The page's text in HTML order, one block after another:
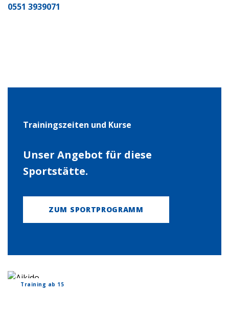
0551 3939071
Trainingszeiten und Kurse
Unser Angebot für diese
Sportstätte.
ZUM SPORTPROGRAMM
Training ab 15